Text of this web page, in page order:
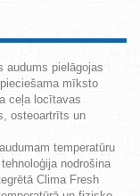
audums pielāgojas
mīksto
ceļa locītavas
osteoartrīts un
temperatūru
nodrošina
Clima Fresh